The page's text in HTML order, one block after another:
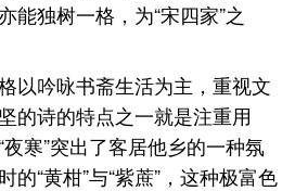
能独树一格，为“宋四家”之
以吟咏书斋生活为主，重视文
的诗的特点之一就是注重用
寒”突出了客居他乡的一种氛
的“黄柑”与“紫蔗”，这种极富色